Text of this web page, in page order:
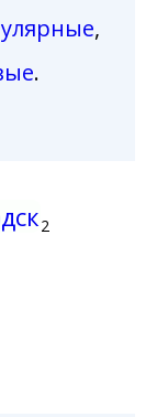
,
.
2